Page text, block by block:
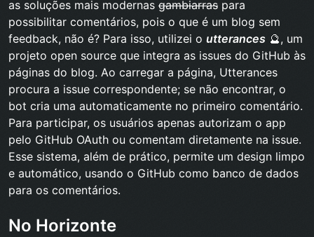
as soluções mais modernas gambiarras para
possibilitar comentários, pois o que é um blog sem
feedback, não é? Para isso, utilizei o utterances 🔮, um
projeto open source que integra as issues do GitHub às
páginas do blog. Ao carregar a página, Utterances
procura a issue correspondente; se não encontrar, o
bot cria uma automaticamente no primeiro comentário.
Para participar, os usuários apenas autorizam o app
pelo GitHub OAuth ou comentam diretamente na issue.
Esse sistema, além de prático, permite um design limpo
e automático, usando o GitHub como banco de dados
para os comentários.
No Horizonte